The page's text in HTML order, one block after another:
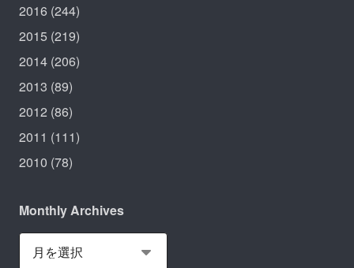
2016 (244)
2015 (219)
2014 (206)
2013 (89)
2012 (86)
2011 (111)
2010 (78)
Monthly Archives